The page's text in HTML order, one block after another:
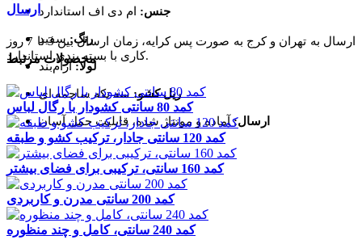
جنس: ام دی اف استاندارد
رنگ:سفید
لولا:آرام‌بند
ریل کشو: سه‌ تکه ساچمه‌ ای
ارسال:آماده و مونتاژ شده، قابلیت حمل آسان
ارسال
ارسال به تهران و کرج به صورت پس کرایه، زمان ارسال بین 3 تا 7 روز
کاری با بسته‌ بندی استاندارد.
محصولات مرتبط
کمد 80 سانتی کشودار با رگال لباس
کمد 120 سانتی جادار، ترکیب کشو و طبقه
کمد 160 سانتی، ترکیبی برای فضای بیشتر
کمد 200 سانتی مدرن و کاربردی
کمد 240 سانتی، کامل و چند منظوره